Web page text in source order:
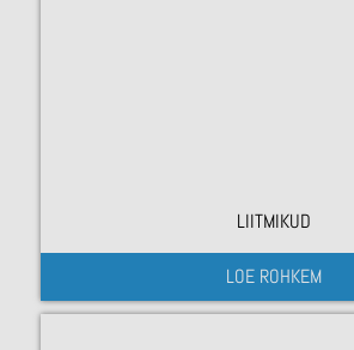
LIITMIKUD
LOE ROHKEM